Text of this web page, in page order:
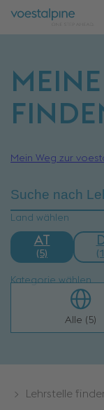
Mein Weg zur
Land wählen
AT
(5)
Kategorie wählen
Alle (5)
> Lehrstelle